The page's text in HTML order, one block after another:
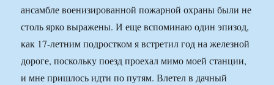
ансамбле военизированной пожарной охраны были не
столь ярко выражены. И еще вспоминаю один эпизод,
как 17-летним подростком я встретил год на железной
дороге, поскольку поезд проехал мимо моей станции,
и мне пришлось идти по путям. Влетел в дачный